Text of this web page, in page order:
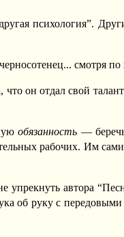
психология”.
смотря
он отдал свой
обязанность —
рабочих. Им
упрекнуть автора
об руку с передовыми